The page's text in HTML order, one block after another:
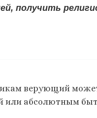
получить
верующий
или абсолютным